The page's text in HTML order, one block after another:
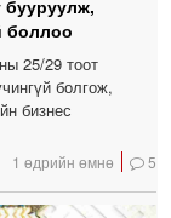
бууруулж,
боллоо
25/29 тоот
болгож,
бизнес
1 өдрийн өмнө 5